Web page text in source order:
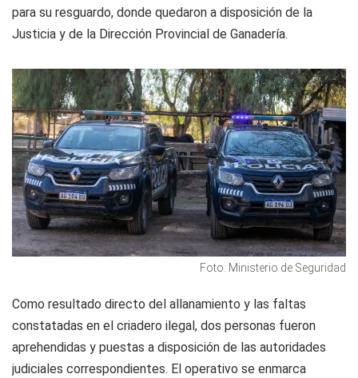
para su resguardo, donde quedaron a disposición de la
Justicia y de la Dirección Provincial de Ganadería.
Foto: Ministerio de Seguridad
Como resultado directo del allanamiento y las faltas
constatadas en el criadero ilegal, dos personas fueron
aprehendidas y puestas a disposición de las autoridades
judiciales correspondientes. El operativo se enmarca